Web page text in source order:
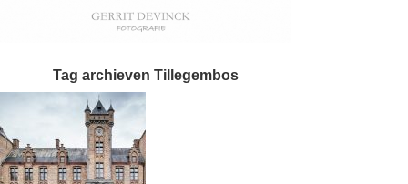
Tag archieven Tillegembos